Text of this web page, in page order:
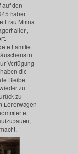
auf den
haben
Frau Minna
Familie
in
Verfügung
die
Bleibe
zu
zu
Leiterwagen